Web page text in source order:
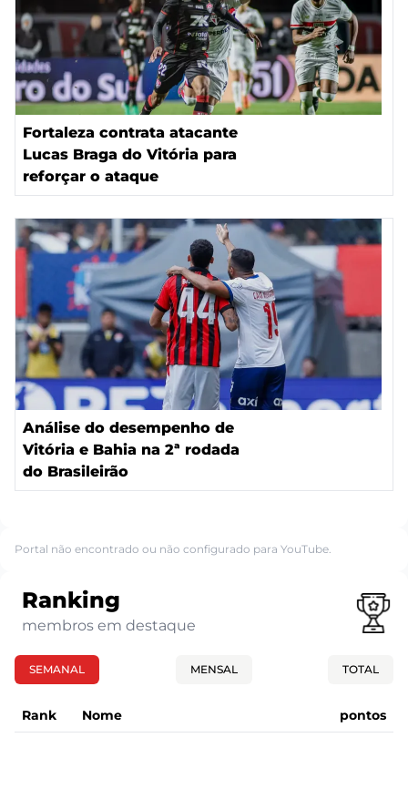
Fortaleza contrata atacante
Lucas Braga do Vitória para
reforçar o ataque
Análise do desempenho de
Vitória e Bahia na 2ª rodada
do Brasileirão
Portal não encontrado ou não configurado para YouTube.
Ranking
membros em destaque
SEMANAL MENSAL TOTAL
Rank Nome pontos